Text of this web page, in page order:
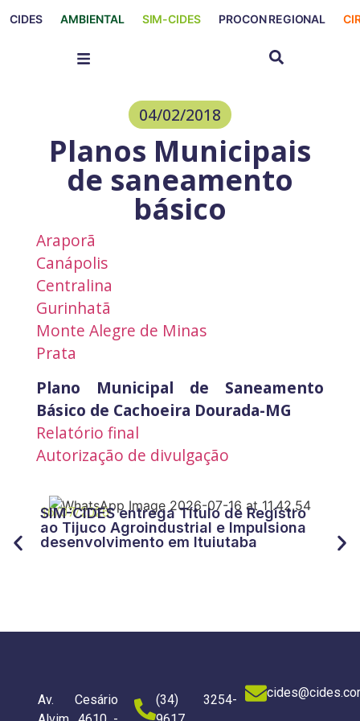
CIDES AMBIENTAL SIM-CIDES PROCON REGIONAL
04/02/2018
Planos Municipais
de saneamento
básico
Araporã
Canápolis
Centralina
Gurinhatã
Monte Alegre de Minas
Prata
Plano Municipal de Saneamento
Básico de Cachoeira Dourada-MG
Relatório final
Autorização de divulgação
16/07/2026
SIM-CIDES entrega Título de Registro
ao Tijuco Agroindustrial e Impulsiona
desenvolvimento em Ituiutaba
do
Av. Cesário
(34) 3254-